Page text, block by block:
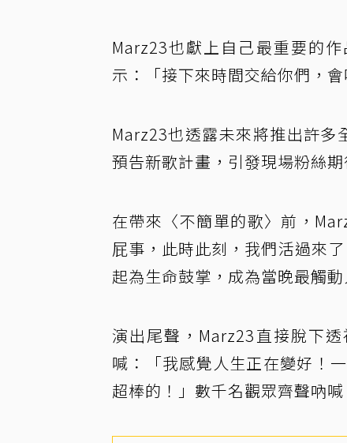
Marz23也獻上自己最重要的
示：「接下來時間交給你們，
Marz23也透露未來將推出許多
預告新歌計畫，引發現場粉絲期
在帶來〈不簡單的歌〉前，
屁事，此時此刻，我們活過來
起為生命鼓掌，成為當晚最觸動
演出尾聲，Marz23直接脫下
喊：「我感覺人生正在變好！
超棒的！」數千名觀眾齊聲吶喊